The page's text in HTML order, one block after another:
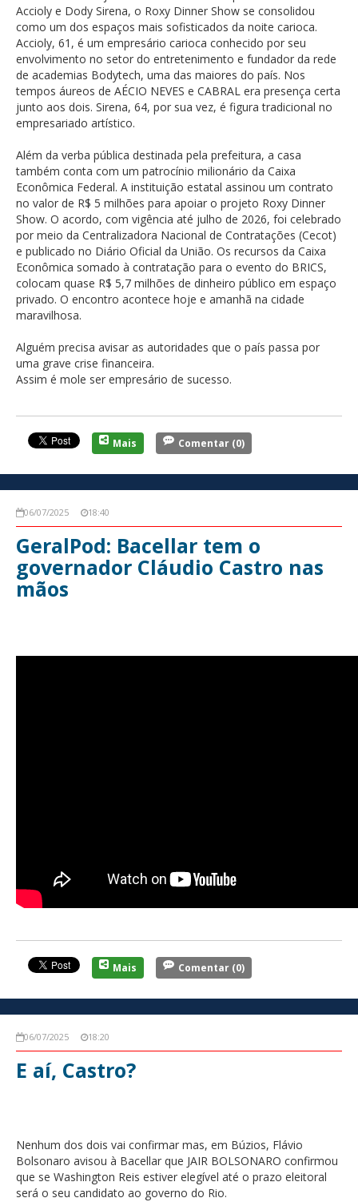
Accioly e Dody Sirena, o Roxy Dinner Show se consolidou
como um dos espaços mais sofisticados da noite carioca.
Accioly, 61, é um empresário carioca conhecido por seu
envolvimento no setor do entretenimento e fundador da rede
de academias Bodytech, uma das maiores do país. Nos
tempos áureos de AÉCIO NEVES e CABRAL era presença certa
junto aos dois. Sirena, 64, por sua vez, é figura tradicional no
empresariado artístico.
Além da verba pública destinada pela prefeitura, a casa
também conta com um patrocínio milionário da Caixa
Econômica Federal. A instituição estatal assinou um contrato
no valor de R$ 5 milhões para apoiar o projeto Roxy Dinner
Show. O acordo, com vigência até julho de 2026, foi celebrado
por meio da Centralizadora Nacional de Contratações (Cecot)
e publicado no Diário Oficial da União. Os recursos da Caixa
Econômica somado à contratação para o evento do BRICS,
colocam quase R$ 5,7 milhões de dinheiro público em espaço
privado. O encontro acontece hoje e amanhã na cidade
maravilhosa.
Alguém precisa avisar as autoridades que o país passa por
uma grave crise financeira.
Assim é mole ser empresário de sucesso.
Mais Comentar (0)
06/07/2025 18:40
GeralPod: Bacellar tem o
governador Cláudio Castro nas
mãos
Mais Comentar (0)
06/07/2025 18:20
E aí, Castro?
Nenhum dos dois vai confirmar mas, em Búzios, Flávio
Bolsonaro avisou à Bacellar que JAIR BOLSONARO confirmou
que se Washington Reis estiver elegível até o prazo eleitoral
será o seu candidato ao governo do Rio.